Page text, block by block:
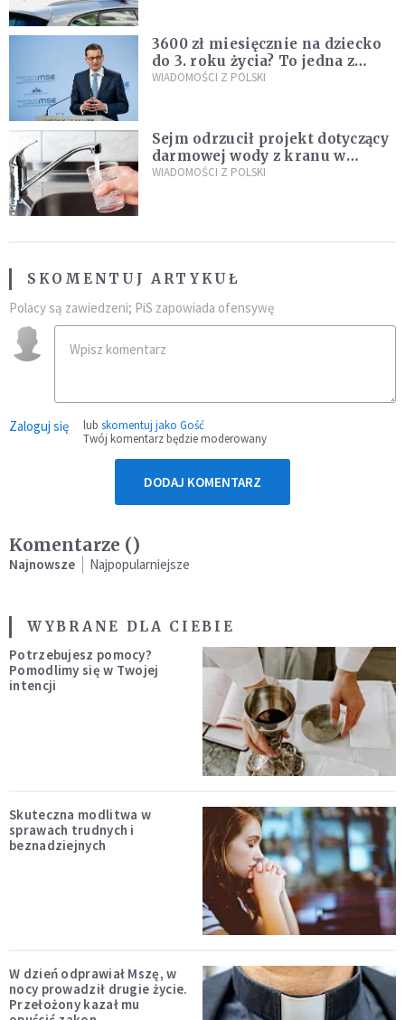
3600 zł miesięcznie na dziecko
do 3. roku życia? To jedna z
propozycji programu "Rozwój
WIADOMOŚCI Z POLSKI
Sejm odrzucił projekt dotyczący
darmowej wody z kranu w
restauracjach
WIADOMOŚCI Z POLSKI
SKOMENTUJ ARTYKUŁ
Polacy są zawiedzeni; PiS zapowiada ofensywę
Zaloguj się lub skomentuj jako Gość
Twój komentarz będzie moderowany
DODAJ KOMENTARZ
Komentarze ()
Najnowsze Najpopularniejsze
WYBRANE DLA CIEBIE
Potrzebujesz pomocy?
Pomodlimy się w Twojej
intencji
Skuteczna modlitwa w
sprawach trudnych i
beznadziejnych
W dzień odprawiał Mszę, w
nocy prowadził drugie życie.
Przełożony kazał mu